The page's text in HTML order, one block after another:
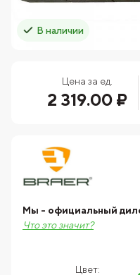
В наличии
Цена за ед.
2 319.00 ₽
Цвет:
Мы - официальный
Что это значит?